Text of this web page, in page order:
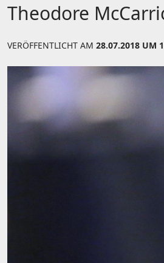
Theodore
VERÖFFENTLICHT AM 28.07.2018 UM